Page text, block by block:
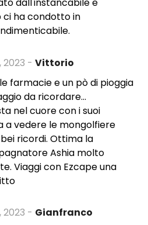
dall'instancabile e
ha condotto in
2023 - Vittorio
farmacie e un pò di pioggia
da ricordare...
nel cuore con i suoi
a vedere le mongolfiere
ricordi. Ottima la
Ashia molto
Viaggi con Ezcape una
2023 - Gianfranco